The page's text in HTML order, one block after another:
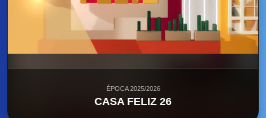
ÉPOCA 2025/2026
CASA FELIZ 26